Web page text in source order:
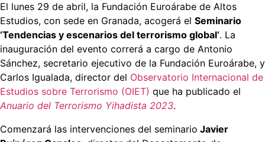
El lunes 29 de abril, la Fundación Euroárabe de Altos
Estudios, con sede en Granada, acogerá el Seminario
‘Tendencias y escenarios del terrorismo global’. La
inauguración del evento correrá a cargo de Antonio
Sánchez, secretario ejecutivo de la Fundación Euroárabe, y
Carlos Igualada, director del Observatorio Internacional de
Estudios sobre Terrorismo (OIET) que ha publicado el
Anuario del Terrorismo Yihadista 2023.
Comenzará las intervenciones del seminario Javier